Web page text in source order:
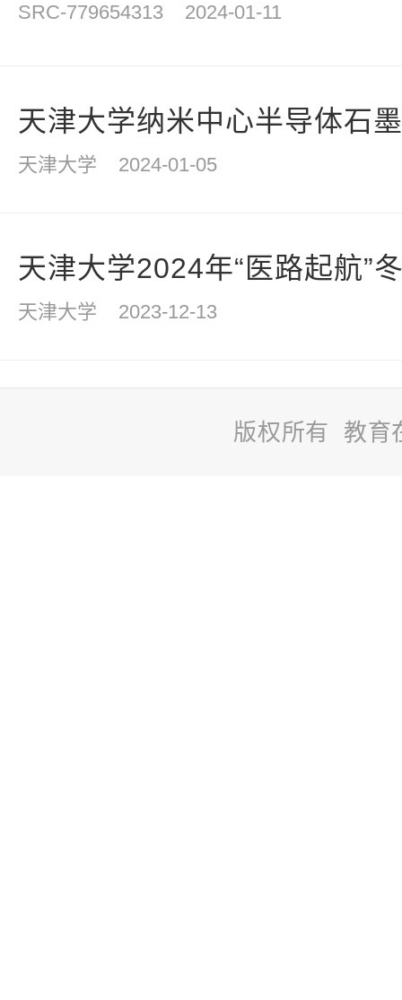
SRC-779654313 2024-01-11
天津大学纳米中心半导体石
天津大学 2024-01-05
天津大学2024年“医路起航”
天津大学 2023-12-13
版权所有 教育